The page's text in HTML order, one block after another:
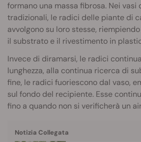
formano una massa fibrosa. Nei vasi
tradizionali, le radici delle piante di
avvolgono su loro stesse,
il substrato e il rivestimento in
Invece di diramarsi, le radici
lunghezza, alla continua ricerca di
fine, le radici fuoriescono dal vaso,
sul fondo del recipiente. Esse
fino a quando non si verificherà un
Notizia Collegata